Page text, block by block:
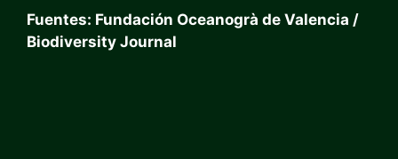
Fuentes: Fundación Oceanogrà de Valencia /
Biodiversity Journal